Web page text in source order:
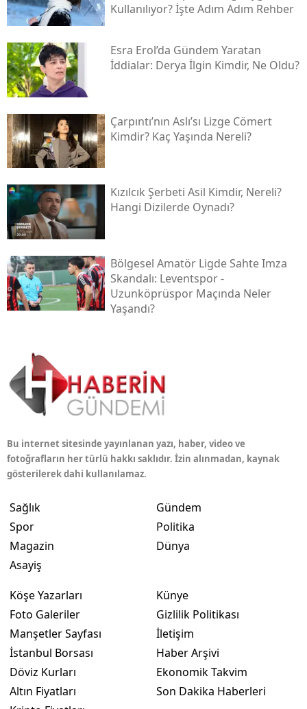
Kullanılıyor? İşte Adım Adım Rehber
Esra Erol’da Gündem Yaratan
İddialar: Derya İlgin Kimdir, Ne Oldu?
Çarpıntı’nın Aslı’sı Lizge Cömert
Kimdir? Kaç Yaşında Nereli?
Kızılcık Şerbeti Asil Kimdir, Nereli?
Hangi Dizilerde Oynadı?
Bölgesel Amatör Ligde Sahte Imza
Skandalı: Leventspor -
Uzunköprüspor Maçında Neler
Yaşandı?
Bu internet sitesinde yayınlanan yazı, haber, video ve
fotoğrafların her türlü hakkı saklıdır. İzin alınmadan, kaynak
gösterilerek dahi kullanılamaz.
Sağlık
Spor
Magazin
Asayiş
Gündem
Politika
Dünya
Köşe Yazarları
Foto Galeriler
Manşetler Sayfası
İstanbul Borsası
Döviz Kurları
Altın Fiyatları
Künye
Gizlilik Politikası
İletişim
Haber Arşivi
Ekonomik Takvim
Son Dakika Haberleri